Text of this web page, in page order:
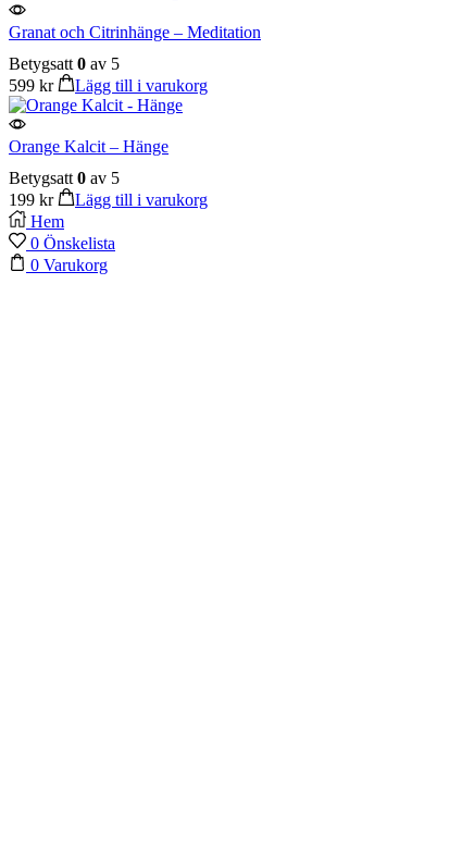
Granat och Citrinhänge – Meditation
Betygsatt 0 av 5
599 kr Lägg till i varukorg
Orange Kalcit – Hänge
Betygsatt 0 av 5
199 kr
Lägg till i varukorg
Hem
0 Önskelista
0 Varukorg